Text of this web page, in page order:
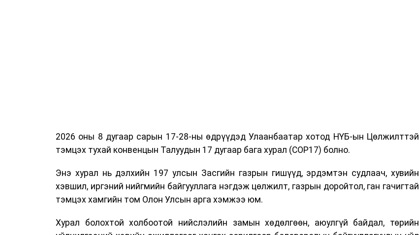
2026 оны 8 дугаар сарын 17-28-ны өдрүүдэд Улаанбаатар хотод НҮБ-ын Цөлжилттэй
тэмцэх тухай конвенцын Талуудын 17 дугаар бага хурал (COP17) болно.
Энэ хурал нь дэлхийн 197 улсын Засгийн газрын гишүүд, эрдэмтэн судлаач, хувийн
хэвшил, иргэний нийгмийн байгууллага нэгдэж цөлжилт, газрын доройтол, ган гачигтай
тэмцэх хамгийн том Олон Улсын арга хэмжээ юм.
Хурал болохтой холбоотой нийслэлийн замын хөдөлгөөн, аюулгүй байдал, төрийн